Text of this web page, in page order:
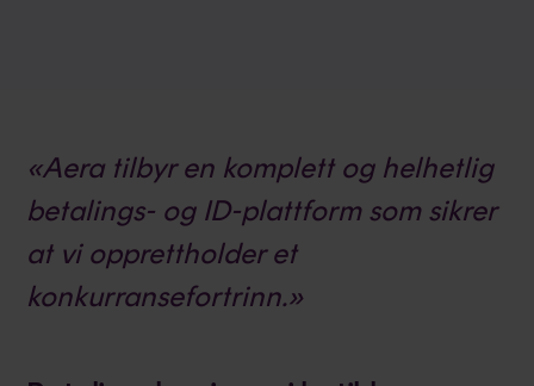
«Aera tilbyr en komplett og helhetlig
betalings- og ID-plattform som sikrer
at vi opprettholder et
konkurransefortrinn.»